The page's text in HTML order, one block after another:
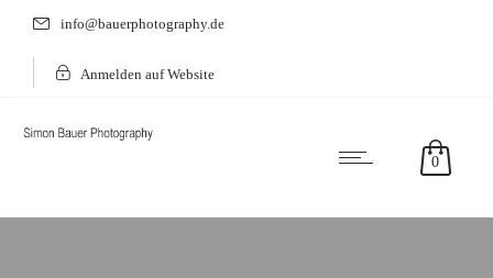
info@bauerphotography.de
Anmelden auf Website
0